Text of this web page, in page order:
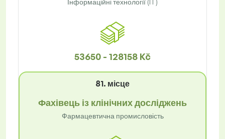
Інформаційні технології (IT)
53650 - 128158 Kč
81. місце
Фахівець із клінічних досліджень
Фармацевтична промисловість